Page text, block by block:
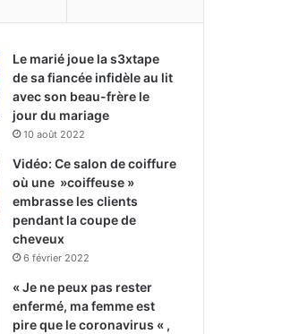
Le marié joue la s3xtape
de sa fiancée infidèle au lit
avec son beau-frère le
jour du mariage
10 août 2022
Vidéo: Ce salon de coiffure
où une »coiffeuse »
embrasse les clients
pendant la coupe de
cheveux
6 février 2022
« Je ne peux pas rester
enfermé, ma femme est
pire que le coronavirus « ,